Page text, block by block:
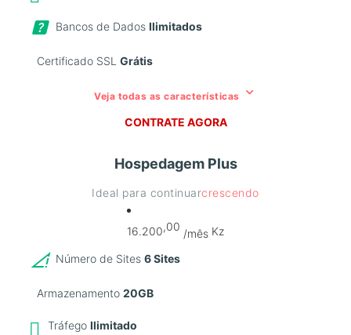
Bancos de DadosIlimitados
Certificado SSLGrátis
Veja todas as características keyboard_arrow_down
CONTRATE AGORA
Hospedagem Plus
Ideal para continuarcrescendo
16.200,00
/mês Kz
Número de Sites6 Sites
Armazenamento20GB
TráfegoIlimitado